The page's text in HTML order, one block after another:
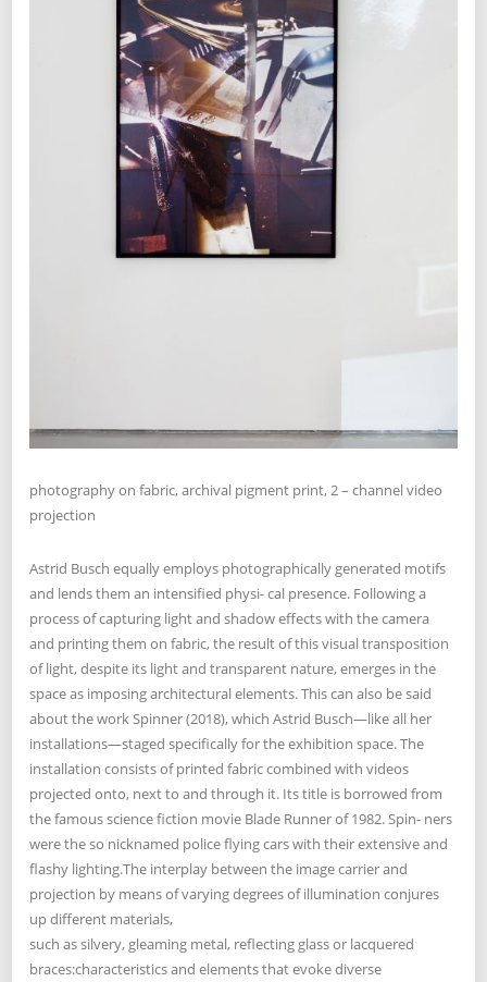
photography on fabric, archival pigment print, 2 – channel video
projection
Astrid Busch equally employs photographically generated motifs
and lends them an intensified physi- cal presence. Following a
process of capturing light and shadow effects with the camera
and printing them on fabric, the result of this visual transposition
of light, despite its light and transparent nature, emerges in the
space as imposing architectural elements. This can also be said
about the work Spinner (2018), which Astrid Busch—like all her
installations—staged specifically for the exhibition space. The
installation consists of printed fabric combined with videos
projected onto, next to and through it. Its title is borrowed from
the famous science fiction movie Blade Runner of 1982. Spin- ners
were the so nicknamed police flying cars with their extensive and
flashy lighting.The interplay between the image carrier and
projection by means of varying degrees of illumination conjures
up different materials,
such as silvery, gleaming metal, reflecting glass or lacquered
braces:characteristics and elements that evoke diverse